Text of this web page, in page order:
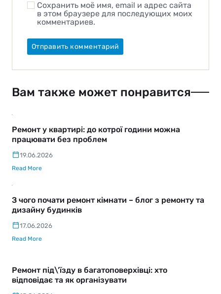
Сохранить моё имя, email и адрес сайта
в этом браузере для последующих моих
комментариев.
Вам также может понравится
Ремонт у квартирі: до котрої години можна
працювати без проблем
19.06.2026
Read More
З чого почати ремонт кімнати – блог з ремонту та
дизайну будинків
17.06.2026
Read More
Ремонт під\’їзду в багатоповерхівці: хто
відповідає та як організувати